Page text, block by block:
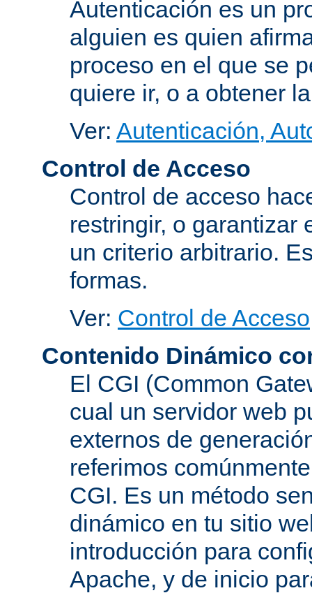
Autenticación es un
alguien es quien
proceso en el que se
quiere ir, o a obtener
Ver: Autenticación,
Control de Acceso
Control de acceso
restringir, o garantizar
un criterio arbitrario.
formas.
Ver: Control de Acceso
Contenido Dinámico
El CGI (Common
cual un servidor web
externos de
referimos
CGI. Es un método
dinámico en tu sitio
introducción para
Apache, y de inicio